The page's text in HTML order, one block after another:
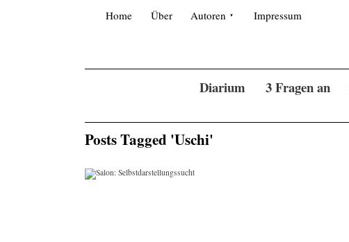
Home Über Autoren Impressum
Diarium 3 Fragen an
Posts Tagged 'Uschi'